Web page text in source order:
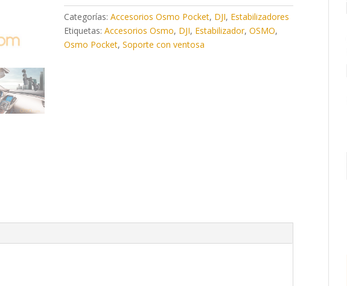
Pocket
cantidad
Categorías:Accesorios Osmo Pocket, DJI, Estabilizadores
Etiquetas:Accesorios Osmo, DJI, Estabilizador,OSMO,
Osmo Pocket,Soporte con ventosa